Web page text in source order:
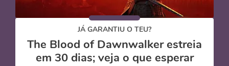
JÁ GARANTIU O TEU?
The Blood of Dawnwalker estreia
em 30 dias; veja o que esperar